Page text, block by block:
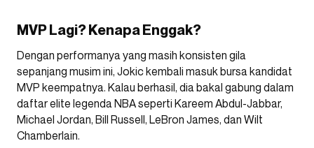
MVP Lagi? Kenapa Enggak?
Dengan performanya yang masih konsisten gila
sepanjang musim ini, Jokic kembali masuk bursa kandidat
MVP keempatnya. Kalau berhasil, dia bakal gabung dalam
daftar elite legenda NBA seperti Kareem Abdul-Jabbar,
Michael Jordan, Bill Russell, LeBron James, dan Wilt
Chamberlain.